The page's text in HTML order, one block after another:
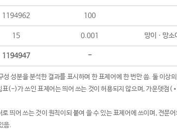
1194962 100
15 0.001 망이ㆍ망
1194947 -
성분을 분석한 결과를 표시하며 한 표제어에 한 번만 씀. 둘 이상
표(-)가 쓰인 표제어는 띄어 쓰는 것이 허용되지 않으며, 가운뎃점
띄어 쓰는 것이 원칙이되 붙여 쓸 수 있는 표제어에 쓰이며, 전문어
음.